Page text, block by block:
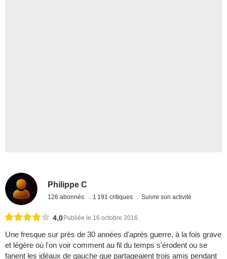
Philippe C
126 abonnés 1 191 critiques Suivre son activité
4,0 Publiée le 16 octobre 2016
Une fresque sur près de 30 années d'après guerre, à la fois grave
et légère où l'on voir comment au fil du temps s'érodent ou se
fanent les idéaux de gauche que partageaient trois amis pendant